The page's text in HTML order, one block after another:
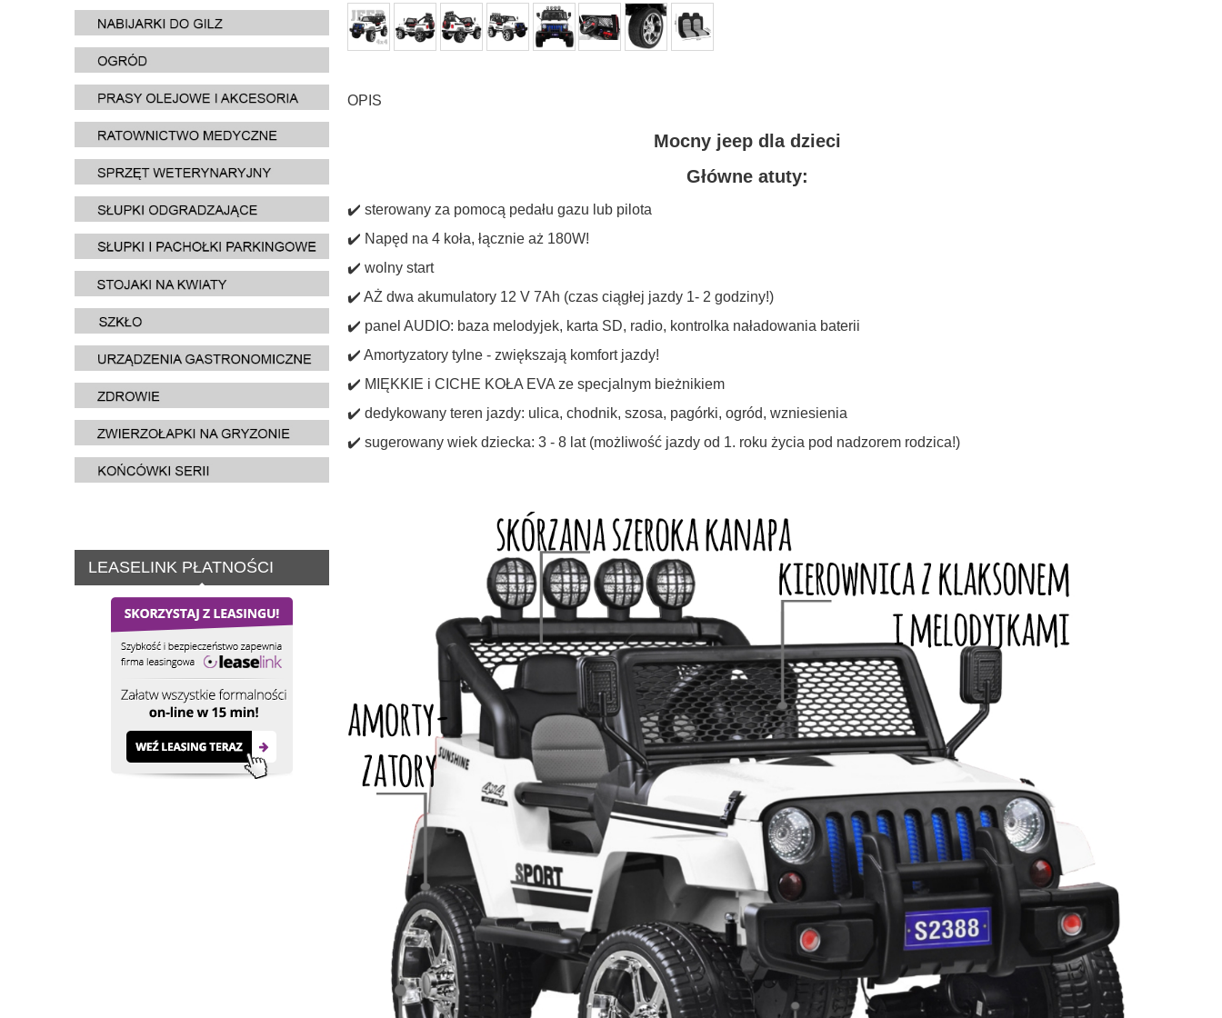
LEASELINK PŁATNOŚCI
OPIS
Mocny jeep dla dzieci
Główne atuty:
✔️ sterowany za pomocą pedału gazu lub pilota
✔️ Napęd na 4 koła, łącznie aż 180W!
✔️ wolny start
✔️ AŻ dwa akumulatory 12 V 7Ah (czas ciągłej jazdy 1- 2 godziny!)
✔️ panel AUDIO: baza melodyjek, karta SD, radio, kontrolka naładowania baterii
✔️ Amortyzatory tylne - zwiększają komfort jazdy!
✔️ MIĘKKIE i CICHE KOŁA EVA ze specjalnym bieżnikiem
✔️ dedykowany teren jazdy: ulica, chodnik, szosa, pagórki, ogród, wzniesienia
✔️ sugerowany wiek dziecka: 3 - 8 lat (możliwość jazdy od 1. roku życia pod nadzorem rodzica!)